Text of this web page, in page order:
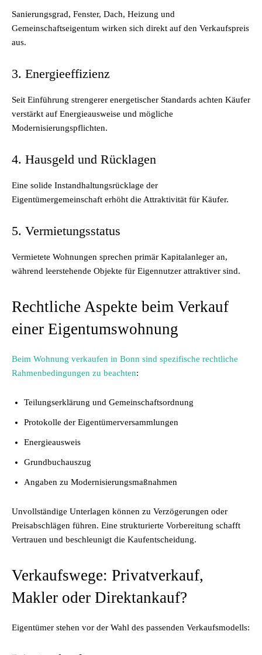
Sanierungsgrad, Fenster, Dach, Heizung und
Gemeinschaftseigentum wirken sich direkt auf den Verkaufspreis
aus.
3. Energieeffizienz
Seit Einführung strengerer energetischer Standards achten Käufer
verstärkt auf Energieausweise und mögliche
Modernisierungspflichten.
4. Hausgeld und Rücklagen
Eine solide Instandhaltungsrücklage der
Eigentümergemeinschaft erhöht die Attraktivität für Käufer.
5. Vermietungsstatus
Vermietete Wohnungen sprechen primär Kapitalanleger an,
während leerstehende Objekte für Eigennutzer attraktiver sind.
Rechtliche Aspekte beim Verkauf
einer Eigentumswohnung
Beim Wohnung verkaufen in Bonn sind spezifische rechtliche
Rahmenbedingungen zu beachten:
Teilungserklärung und Gemeinschaftsordnung
Protokolle der Eigentümerversammlungen
Energieausweis
Grundbuchauszug
Angaben zu Modernisierungsmaßnahmen
Unvollständige Unterlagen können zu Verzögerungen oder
Preisabschlägen führen. Eine strukturierte Vorbereitung schafft
Vertrauen und beschleunigt die Kaufentscheidung.
Verkaufswege: Privatverkauf,
Makler oder Direktankauf?
Eigentümer stehen vor der Wahl des passenden Verkaufsmodells: